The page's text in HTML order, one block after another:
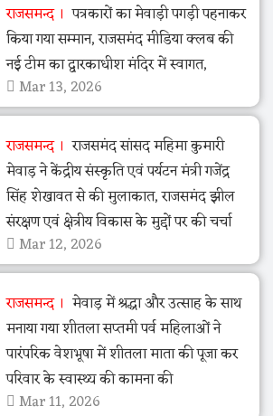
राजसमन्द
पत्रकारों का मेवाड़ी पगड़ी पहनाकर
किया गया सम्मान, राजसमंद मीडिया क्लब की
नई टीम का द्वारकाधीश मंदिर में स्वागत,
Mar 13, 2026
राजसमन्द
राजसमंद सांसद महिमा कुमारी
मेवाड़ ने केंद्रीय संस्कृति एवं पर्यटन मंत्री गजेंद्र
सिंह शेखावत से की मुलाकात, राजसमंद झील
संरक्षण एवं क्षेत्रीय विकास के मुद्दों पर की चर्चा
Mar 12, 2026
राजसमन्द
मेवाड़ में श्रद्धा और उत्साह के साथ
मनाया गया शीतला सप्तमी पर्व महिलाओं ने
पारंपरिक वेशभूषा में शीतला माता की पूजा कर
परिवार के स्वास्थ्य की कामना की
Mar 11, 2026